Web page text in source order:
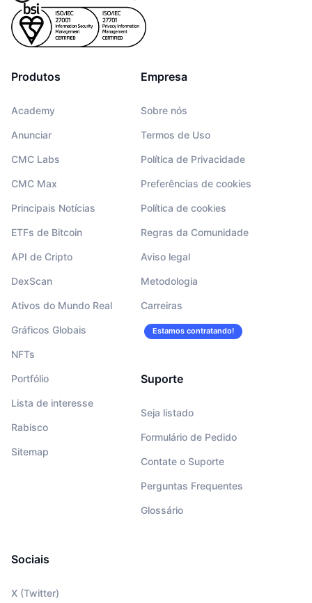
Produtos
Academy
Anunciar
CMC Labs
CMC Max
Principais Notícias
ETFs de Bitcoin
API de Cripto
DexScan
Ativos do Mundo Real
Gráficos Globais
NFTs
Portfólio
Lista de interesse
Rabisco
Sitemap
Empresa
Sobre nós
Termos de Uso
Política de Privacidade
Preferências de cookies
Política de cookies
Regras da Comunidade
Aviso legal
Metodologia
Carreiras
Estamos contratando!
Suporte
Seja listado
Formulário de Pedido
Contate o Suporte
Perguntas Frequentes
Glossário
Sociais
X (Twitter)